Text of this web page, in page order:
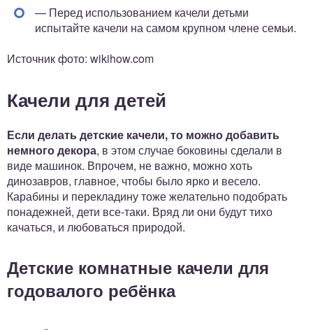
— Перед использованием качели детьми
испытайте качели на самом крупном члене семьи.
Источник фото: wikihow.com
Качели для детей
Если делать детские качели, то можно добавить
немного декора, в этом случае боковины сделали в
виде машинок. Впрочем, не важно, можно хоть
динозавров, главное, чтобы было ярко и весело.
Карабины и перекладину тоже желательно подобрать
понадежней, дети все-таки. Вряд ли они будут тихо
качаться, и любоваться природой.
Детские комнатные качели для
годовалого ребёнка